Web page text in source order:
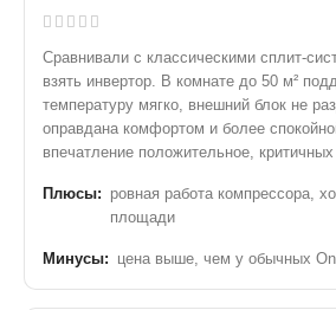
Сравнивали с классическими сплит-
взять инвертор. В комнате до 50 м²
температуру мягко, внешний блок не
оправдана комфортом и более
впечатление положительное,
Плюсы: ровная работа компрессора,
площади
Минусы: цена выше, чем у обычных